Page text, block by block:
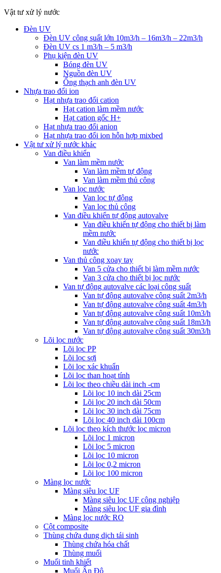
Vật tư xử lý nước
Đèn UV
Đèn UV công suất lớn 10m3/h – 16m3/h – 22m3/h
Đèn UV cs 1 m3/h – 5 m3/h
Phụ kiện đèn UV
Bóng đèn UV
Nguồn đèn UV
Ống thạch anh đèn UV
Nhựa trao đổi ion
Hạt nhựa trao đổi cation
Hạt cation làm mềm nước
Hạt cation gốc H+
Hạt nhựa trao đổi anion
Hạt nhựa trao đổi ion hỗn hợp mixbed
Vật tư xử lý nước khác
Van điều khiển
Van làm mềm nước
Van làm mềm tự động
Van làm mềm thủ công
Van lọc nước
Van lọc tự động
Van lọc thủ công
Van điều khiển tự động autovalve
Van điều khiển tự động cho thiết bị làm
mềm nước
Van điều khiển tự động cho thiết bị lọc
nước
Van thủ công xoay tay
Van 5 cửa cho thiết bị làm mềm nước
Van 3 cửa cho thiết bị lọc nước
Van tự động autovalve các loại công suất
Van tự động autovalve công suất 2m3/h
Van tự động autovalve công suất 4m3/h
Van tự động autovalve công suất 10m3/h
Van tự động autovalve công suất 18m3/h
Van tự động autovalve công suất 30m3/h
Lõi lọc nước
Lõi lọc PP
Lõi lọc sợi
Lõi lọc xác khuẩn
Lõi lọc than hoạt tính
Lõi lọc theo chiều dài inch -cm
Lõi lọc 10 inch dài 25cm
Lõi lọc 20 inch dài 50cm
Lõi lọc 30 inch dài 75cm
Lõi lọc 40 inch dài 100cm
Lõi lọc theo kích thước lọc micron
Lõi lọc 1 micron
Lõi lọc 5 micron
Lõi lọc 10 micron
Lõi lọc 0,2 micron
Lõi lọc 100 micron
Màng lọc nước
Màng siêu lọc UF
Màng siêu lọc UF công nghiệp
Màng siêu lọc UF gia đình
Màng lọc nước RO
Cột composite
Thùng chứa dung dịch tái sinh
Thùng chứa hóa chất
Thùng muối
Muối tinh khiết
Muối Ấn Độ